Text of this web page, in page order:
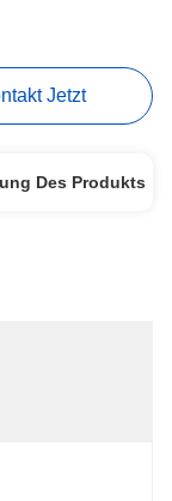
Jetzt
Des Produkts